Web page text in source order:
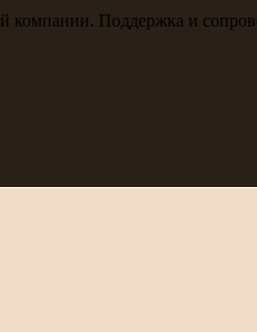
компании. Поддержка и